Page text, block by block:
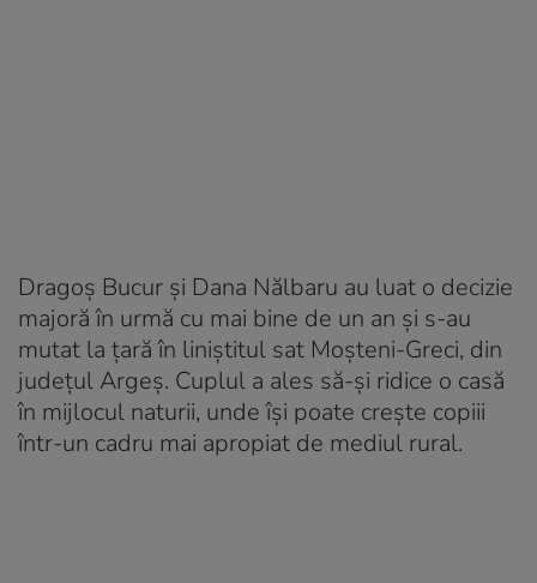
Dragoș Bucur și Dana Nălbaru au luat o decizie
majoră în urmă cu mai bine de un an și s-au
mutat la țară în liniștitul sat Moșteni-Greci, din
județul Argeș. Cuplul a ales să-și ridice o casă
în mijlocul naturii, unde își poate crește copiii
într-un cadru mai apropiat de mediul rural.